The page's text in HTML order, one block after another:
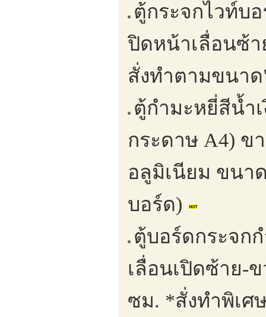
ตู้กระจกไวท์บ
ปิดหน้าเลื่อนซ้
สั่งทำตามขนาด"
ตู้กำมะหยี่สีน้ำ
กระดาษ A4) ข
อลูมิเนียม ขนาด
บอร์ด)
ตู้บอร์ดกระจก
เลื่อนเปิดซ้าย-
ซม. *สั่งทำพิเศ